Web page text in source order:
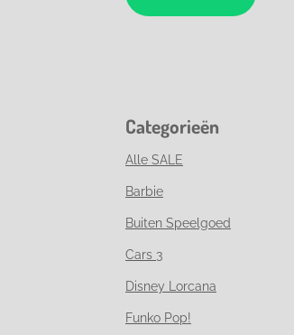
Categorieën
Alle SALE
Barbie
Buiten Speelgoed
Cars 3
Disney Lorcana
Funko Pop!